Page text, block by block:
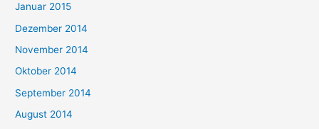
Januar 2015
Dezember 2014
November 2014
Oktober 2014
September 2014
August 2014